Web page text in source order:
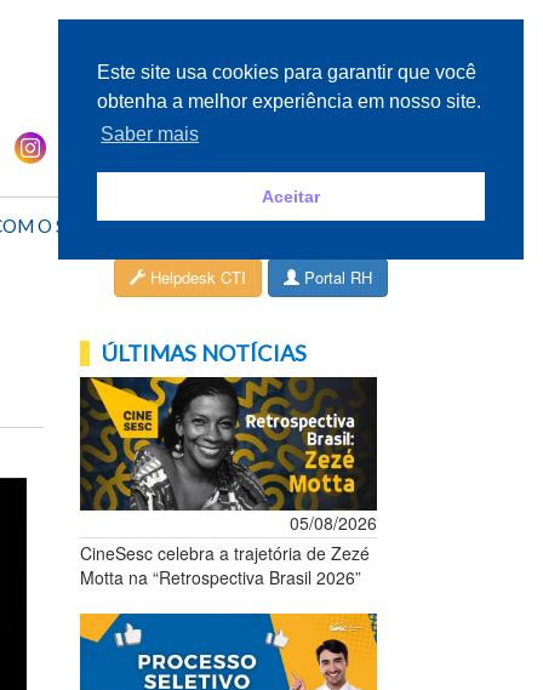
O SESC ÁREA DO CLIENTE
Portal RH
Helpdesk CTI
ÚLTIMAS NOTÍCIAS
05/08/2026
CineSesc celebra a trajetória de Zezé
Motta na “Retrospectiva Brasil 2026”
Este site usa cookies para garantir que você
obtenha a melhor experiência em nosso site.
Saber mais
Aceitar